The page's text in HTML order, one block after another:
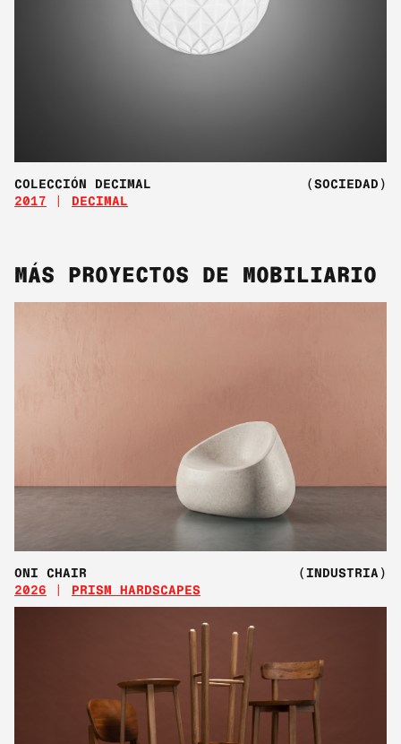
COLECCIÓN DECIMAL
(SOCIEDAD)
2017
DECIMAL
MÁS PROYECTOS DE MOBILIARIO
ONI CHAIR
(INDUSTRIA)
2026
PRISM HARDSCAPES